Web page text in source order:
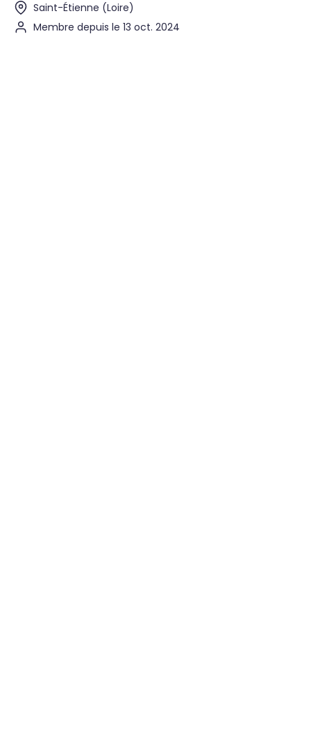
Saint-Étienne (Loire)
Membre depuis le 13 oct. 2024